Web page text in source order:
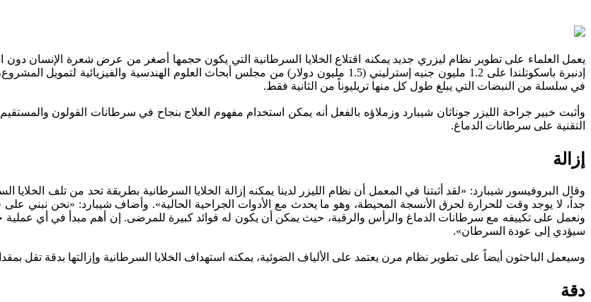
يعمل العلماء على تطوير نظام ليزري جديد يمكنه اقتلاع الخلايا السرطانية التي يكون حجمها أصغر من عرض شعرة الإنسان
إدنبرة باسكوتلندا على 1.2 مليون جنيه إسترليني (1.5 مليون دولار) من مجلس أبحاث العلوم الهندسية
في سلسلة من النبضات التي يبلغ طول كل منها تريليوناً من الثانية فقط.
وأثبت خبير جراحة الليزر جوناثان شيبارد وزملاؤه بالفعل أنه يمكن استخدام مفهوم العلاج بنجاح في سرطانات القولون
التقنية على سرطانات الدماغ.
إزالة
وقال البروفيسور شيبارد: «لقد أثبتنا في المعمل أن نظام الليزر لدينا يمكنه إزالة الخلايا السرطانية بطريقة تحد من تلف
جداً، لا يوجد وقت للحرارة لحرق الأنسجة المحيطة، وهو ما يحدث مع الأدوات الجراحية الحالية». وأضاف شيبارد: «نحن نبني
ونعمل على تكييفه مع سرطانات الدماغ والرأس والرقبة، حيث يمكن أن يكون له فوائد كبيرة للمرضى. إن أهم مبدأ في أي عملية
سيؤدي إلى عودة السرطان».
وسيعمل الباحثون أيضاً على تطوير نظام مرن يعتمد على الألياف الضوئية، يمكنه استهداف الخلايا السرطانية وإزالتها بدقة تقل
دقة